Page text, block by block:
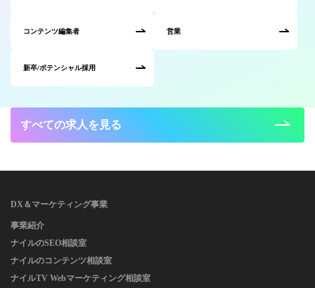
コンテンツ編集者 営業
新卒/ポテンシャル採用
すべての求人を見る
DX＆マーケティング事業
事業紹介
ナイルのSEO相談室
ナイルのコンテンツ相談室
ナイルTV Webマーケティング相談室